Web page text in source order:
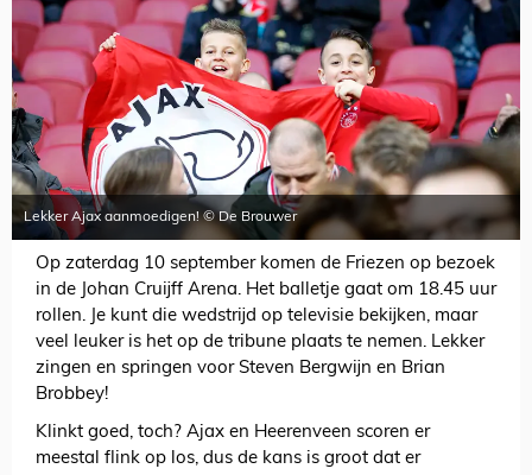
Lekker Ajax aanmoedigen! © De Brouwer
Op zaterdag 10 september komen de Friezen op bezoek
in de Johan Cruijff Arena. Het balletje gaat om 18.45 uur
rollen. Je kunt die wedstrijd op televisie bekijken, maar
veel leuker is het op de tribune plaats te nemen. Lekker
zingen en springen voor Steven Bergwijn en Brian
Brobbey!
Klinkt goed, toch? Ajax en Heerenveen scoren er
meestal flink op los, dus de kans is groot dat er